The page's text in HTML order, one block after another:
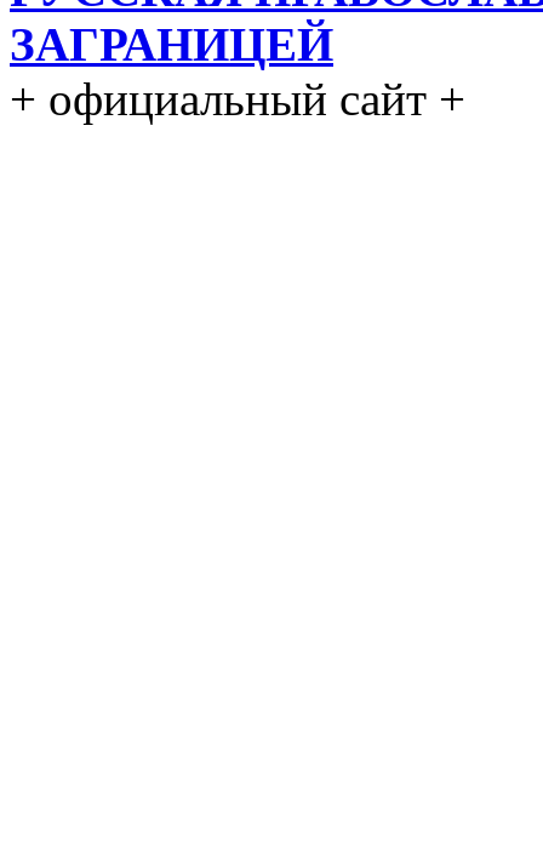
ЗАГРАНИЦЕЙ
+ официальный сайт +